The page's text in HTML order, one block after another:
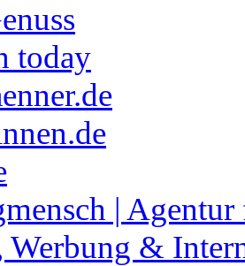
today
| Agentur
Werbung &